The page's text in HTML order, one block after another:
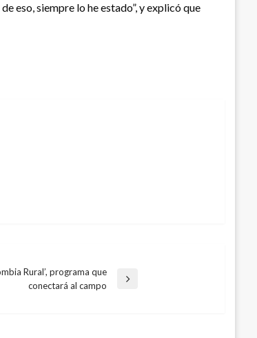
eso, siempre lo he estado”, y explicó que
Rural’, programa que
conectará al campo